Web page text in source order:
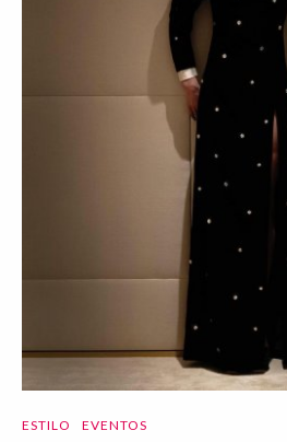
ESTILO EVENTOS